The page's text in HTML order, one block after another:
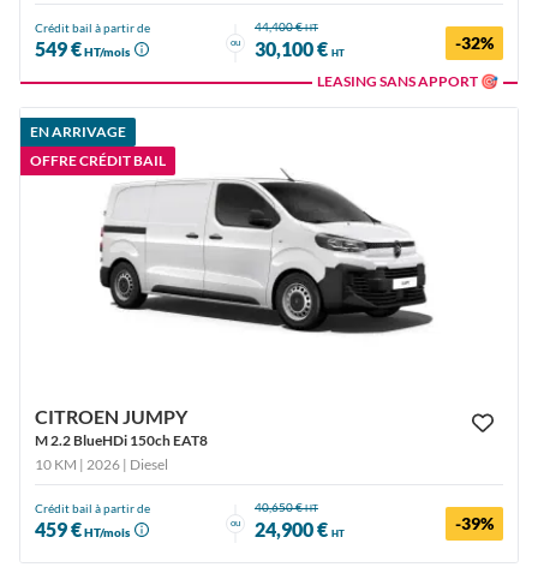
Crédit bail à partir de
549 €HT/mois
ou
44,400 €HT
30,100 € HT -32%
LEASING SANS APPORT 🎯
EN ARRIVAGE
OFFRE CRÉDIT BAIL
CITROEN JUMPY
M 2.2 BlueHDi 150ch EAT8
10 KM | 2026 | Diesel
Crédit bail à partir de
459 €HT/mois
ou
40,650 €HT
24,900 € HT -39%